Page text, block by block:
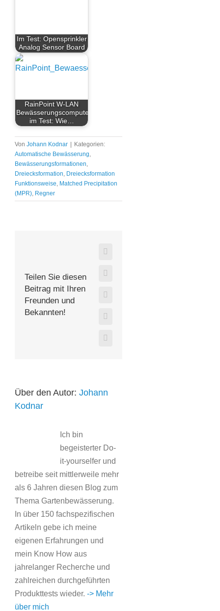
Im Test: Opensprinkler
Analog Sensor Board
RainPoint W-LAN
Bewässerungscomputer
im Test: Wie…
Von Johann Kodnar | Kategorien:
Automatische Bewässerung
Bewässerungsformationen
Dreiecksformation Dreiecksformation
Funktionsweise Matched Precipitation
(MPR) Regner
Teilen Sie diesen
Beitrag mit Ihren
Freunden und
Bekannten!
Facebook
X
WhatsApp
Pinterest
E-
Über den Autor: Johann
Kodnar
Ich bin
begeisterter Do-
it-yourselfer und
betreibe seit mittlerweile mehr
als 6 Jahren diesen Blog zum
Thema Gartenbewässerung.
In über 150 fachspezifischen
Artikeln gebe ich meine
eigenen Erfahrungen und
mein Know How aus
jahrelanger Recherche und
zahlreichen durchgeführten
Produkttests wieder. -> Mehr
über mich